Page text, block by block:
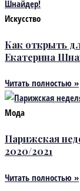
Искусство
Как открыть
Екатерина
Читать полностью »
Мода
Парижская
2020/2021
Читать полностью »